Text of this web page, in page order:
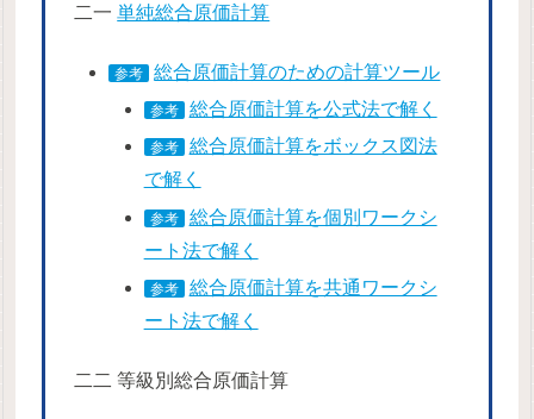
二一単純総合原価計算
参考 総合原価計算のための計算ツール
参考 総合原価計算を公式法で解く
参考
総合原価計算をボックス図法
で解く
参考
総合原価計算を個別ワークシ
ート法で解く
参考
総合原価計算を共通ワークシ
ート法で解く
二二 等級別総合原価計算